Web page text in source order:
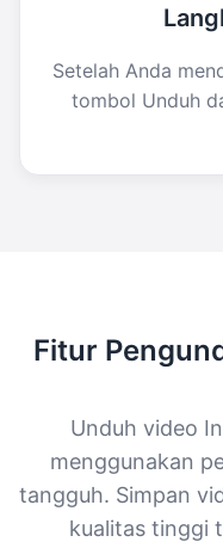
Setelah Anda
tombol Unduh
Fitur
Unduh video
menggunakan
tangguh. Simpan
kualitas tinggi